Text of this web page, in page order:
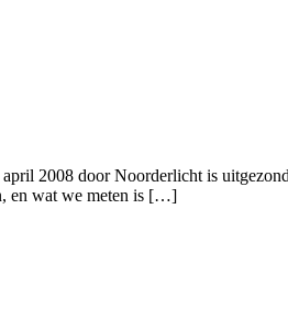
2008 door Noorderlicht is
en wat we meten is […]